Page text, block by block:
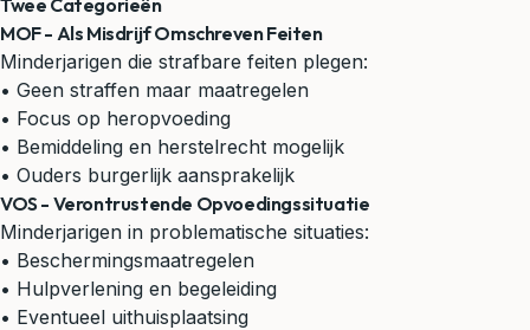
Twee Categorieën
MOF - Als Misdrijf Omschreven Feiten
Minderjarigen die strafbare feiten plegen:
• Geen straffen maar maatregelen
• Focus op heropvoeding
• Bemiddeling en herstelrecht mogelijk
• Ouders burgerlijk aansprakelijk
VOS - Verontrustende Opvoedingssituatie
Minderjarigen in problematische situaties:
• Beschermingsmaatregelen
• Hulpverlening en begeleiding
• Eventueel uithuisplaatsing